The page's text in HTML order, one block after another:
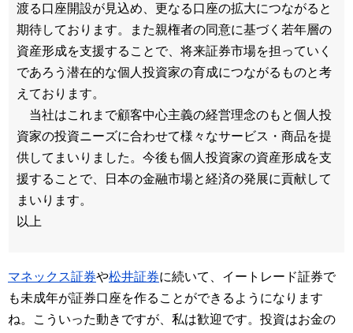
渡る口座開設が見込め、更なる口座の拡大につながると
期待しております。また親権者の同意に基づく若年層の
資産形成を支援することで、将来証券市場を担っていく
であろう潜在的な個人投資家の育成につながるものと考
えております。
当社はこれまで顧客中心主義の経営理念のもと個人投
資家の投資ニーズに合わせて様々なサービス・商品を提
供してまいりました。今後も個人投資家の資産形成を支
援することで、日本の金融市場と経済の発展に貢献して
まいります。
以上
マネックス証券や松井証券に続いて、イートレード証券で
も未成年が証券口座を作ることができるようになります
ね。こういった動きですが、私は歓迎です。投資はお金の